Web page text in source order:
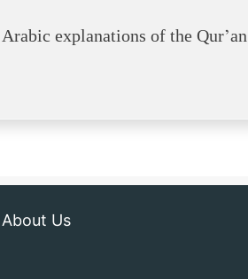
Arabic explanations of the Qur’an:
About Us